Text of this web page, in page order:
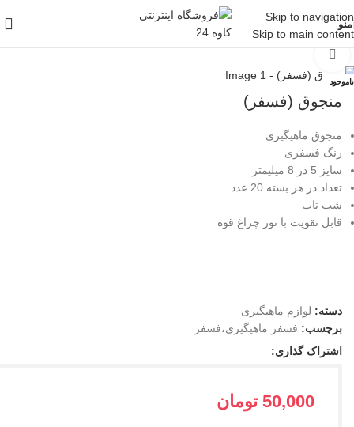
Skip to navigation
Skip to main content
منو
خانه/لوازم ماهیگیری
ناموجود
منجوق (فسفر)
منجوق ماهیگیری
رنگ فسفری
سایز 5 در 8 میلیمتر
تعداد در هر بسته 20 عدد
شب تاب
قابل تقویت با نور چراغ قوه
دسته: لوازم ماهیگیری
برچسب: فسفر ماهیگیری،فسفر
اشتراک گذاری:
50,000 تومان